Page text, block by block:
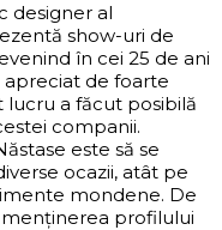
designer al
show-uri de
în cei 25 de ani
de foarte
a făcut posibilă
companii.
este să se
ocazii, atât pe
mondene. De
profilului